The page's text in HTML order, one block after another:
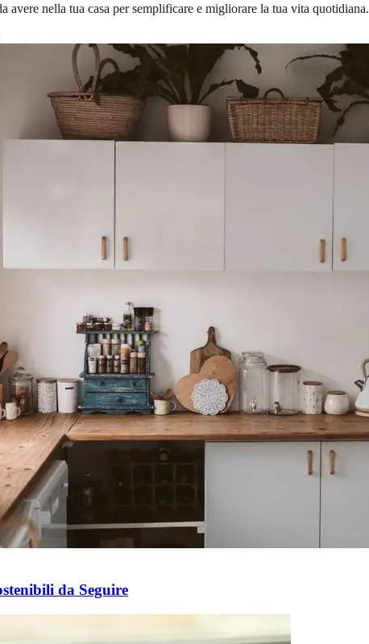
avere nella tua casa per semplificare e migliorare la tua vita quotidiana.
da Seguire